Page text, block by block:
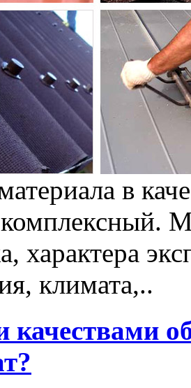
в
характера
климата,..
качествами